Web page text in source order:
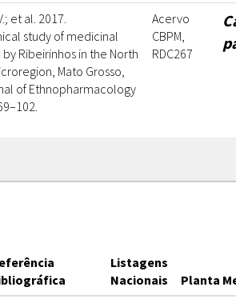
et al. 2017.
study of medicinal
Ribeirinhos in the North
Mato Grosso,
of Ethnopharmacology
Acervo
CBPM,
RDC267
Listagens
Nacionais
Planta